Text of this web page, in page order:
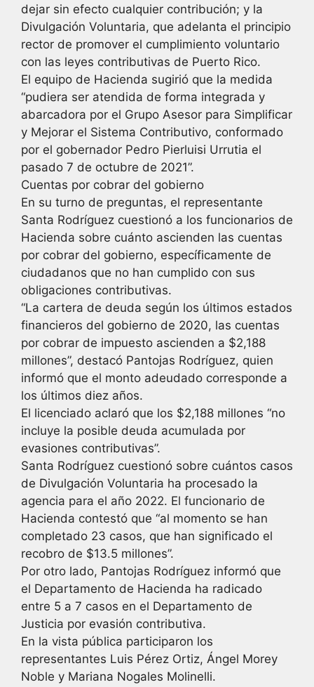
dejar sin efecto cualquier contribución; y la
Divulgación Voluntaria, que adelanta el principio
rector de promover el cumplimiento voluntario
con las leyes contributivas de Puerto Rico.
El equipo de Hacienda sugirió que la medida
“pudiera ser atendida de forma integrada y
abarcadora por el Grupo Asesor para Simplificar
y Mejorar el Sistema Contributivo, conformado
por el gobernador Pedro Pierluisi Urrutia el
pasado 7 de octubre de 2021”.
Cuentas por cobrar del gobierno
En su turno de preguntas, el representante
Santa Rodríguez cuestionó a los funcionarios de
Hacienda sobre cuánto ascienden las cuentas
por cobrar del gobierno, específicamente de
ciudadanos que no han cumplido con sus
obligaciones contributivas.
“La cartera de deuda según los últimos estados
financieros del gobierno de 2020, las cuentas
por cobrar de impuesto ascienden a $2,188
millones”, destacó Pantojas Rodríguez, quien
informó que el monto adeudado corresponde a
los últimos diez años.
El licenciado aclaró que los $2,188 millones “no
incluye la posible deuda acumulada por
evasiones contributivas”.
Santa Rodríguez cuestionó sobre cuántos casos
de Divulgación Voluntaria ha procesado la
agencia para el año 2022. El funcionario de
Hacienda contestó que “al momento se han
completado 23 casos, que han significado el
recobro de $13.5 millones”.
Por otro lado, Pantojas Rodríguez informó que
el Departamento de Hacienda ha radicado
entre 5 a 7 casos en el Departamento de
Justicia por evasión contributiva.
En la vista pública participaron los
representantes Luis Pérez Ortiz, Ángel Morey
Noble y Mariana Nogales Molinelli.